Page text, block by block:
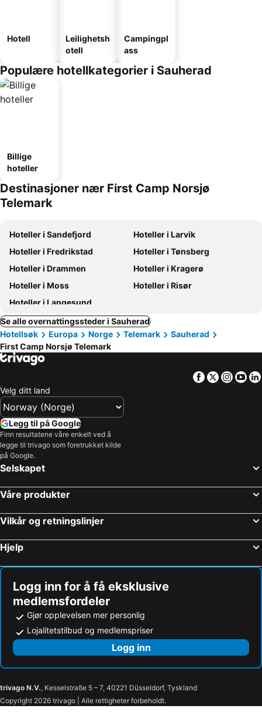
Hotell
Leilighetsh
otell
Campingpl
ass
Populære hotellkategorier i Sauherad
Billige
hoteller
Destinasjoner nær First Camp Norsjø
Telemark
Hoteller i Sandefjord
Hoteller i Larvik
Hoteller i Fredrikstad
Hoteller i Tønsberg
Hoteller i Drammen
Hoteller i Kragerø
Hoteller i Moss
Hoteller i Risør
Hoteller i Langesund
Se alle overnattingssteder i Sauherad
Hotellsøk
Europa Norge Telemark
Sauherad
First Camp Norsjø Telemark
Facebook
Twitter
Velg ditt land
Legg til på Google
Finn resultatene våre enkelt ved å
legge til trivago som foretrukket kilde
på Google.
Selskapet
Våre produkter
Vilkår og retningslinjer
Hjelp
Logg inn for å få eksklusive
medlemsfordeler
Gjør opplevelsen mer personlig
Lojalitetstilbud og medlemspriser
Logg inn
trivago N.V., Kesselstraße 5 – 7, 40221 Düsseldorf, Tyskland
Copyright 2026 trivago | Alle rettigheter forbeholdt.